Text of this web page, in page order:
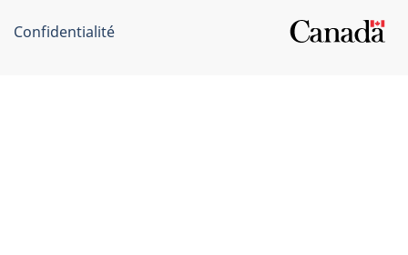
Confidentialité